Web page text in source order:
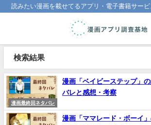
読みたい漫画を載せてるアプリ・電子書籍サー
検索結果
漫画最終回ネタバレ
漫画「ベイビーステップ」
バレと感想・考察
漫画「ママレード・ボーイ